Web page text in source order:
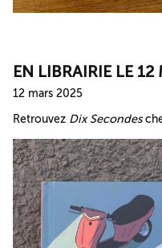
EN LIBRAIRIE LE 12
12 mars 2025
Retrouvez Dix Secondes